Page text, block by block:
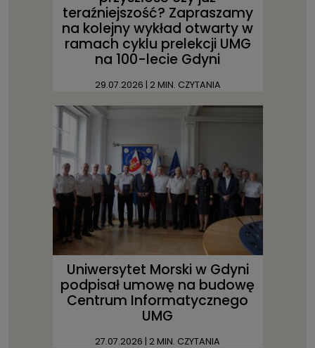
teraźniejszość? Zapraszamy
na kolejny wykład otwarty w
ramach cyklu prelekcji UMG
na 100-lecie Gdyni
29.07.2026 | 2 MIN. CZYTANIA
Uniwersytet Morski w Gdyni
podpisał umowę na budowę
Centrum Informatycznego
UMG
27.07.2026 | 2 MIN. CZYTANIA